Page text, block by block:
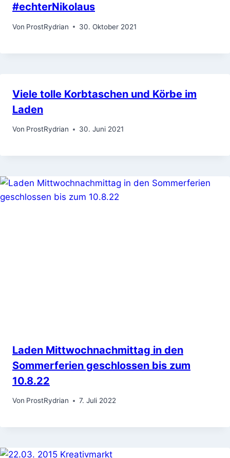
#echterNikolaus
Von ProstRydrian 30. Oktober 2021
Viele tolle Korbtaschen und Körbe im
Laden
Von ProstRydrian 30. Juni 2021
Laden Mittwochnachmittag in den
Sommerferien geschlossen bis zum
10.8.22
Von ProstRydrian 7. Juli 2022